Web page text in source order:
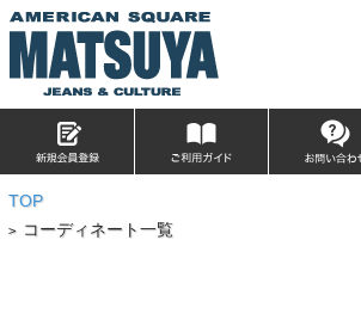
TOP
> コーディネート一覧